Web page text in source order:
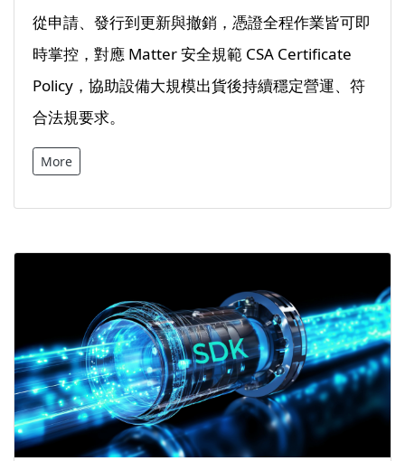
從申請、發行到更新與撤銷，憑證全程作業皆可即
時掌控，對應 Matter 安全規範 CSA Certificate
Policy，協助設備大規模出貨後持續穩定營運、符
合法規要求。
More